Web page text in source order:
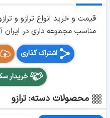
قیمت و خرید انواع ترازو و
مناسب مجموعه داری در ایران
اشتراک گذاری
خریدار
محصولات دسته: ترازو